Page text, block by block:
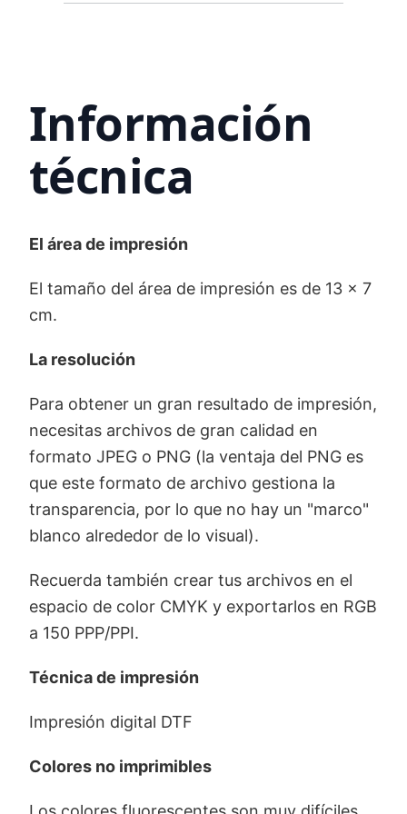
Información
técnica
El área de impresión
El tamaño del área de impresión es de 13 x 7
cm.
La resolución
Para obtener un gran resultado de impresión,
necesitas archivos de gran calidad en
formato JPEG o PNG (la ventaja del PNG es
que este formato de archivo gestiona la
transparencia, por lo que no hay un "marco"
blanco alrededor de lo visual).
Recuerda también crear tus archivos en el
espacio de color CMYK y exportarlos en RGB
a 150 PPP/PPI.
Técnica de impresión
Impresión digital DTF
Colores no imprimibles